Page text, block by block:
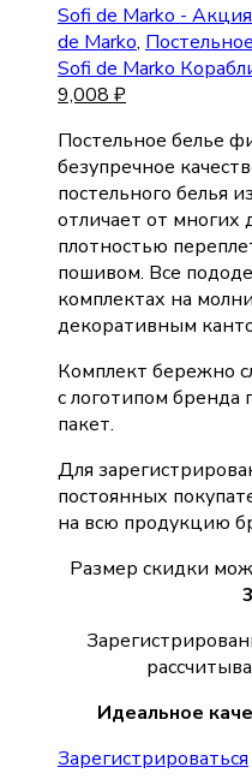
Sofi de Marko -
de Marko,
Sofi de Marko
9,008 ₽
Постельное белье
безупречное
постельного белья
отличает от
плотностью
пошивом. Все
комплектах на
декоративным
Комплект бережно
с логотипом
пакет.
Для
постоянных
на всю продукцию
Размер скидки
Идеальное
Зарегистрироваться